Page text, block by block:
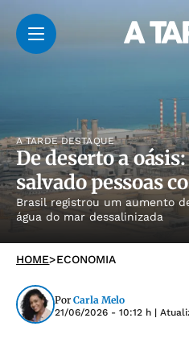
A TARDE DESTAQUE
De deserto a
salvado pessoas
Brasil registrou um aumento
água do mar dessalinizada
HOME>ECONOMIA
Por Carla Melo
21/06/2026 - 10:12 h |